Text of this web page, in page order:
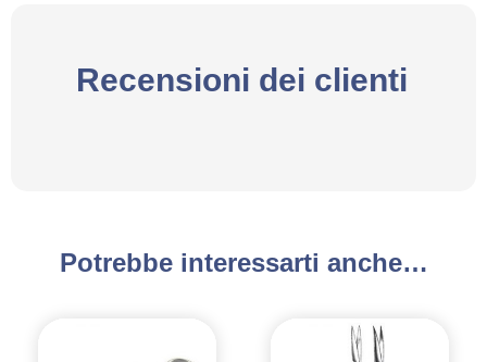
Recensioni dei clienti
Potrebbe interessarti anche…